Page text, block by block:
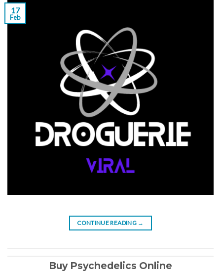
17
Feb
CONTINUE READING →
Buy Psychedelics Online